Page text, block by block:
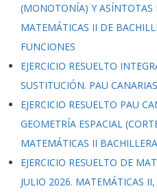
(MONOTONÍA) Y ASÍNTOTAS
MATEMÁTICAS II DE
FUNCIONES
EJERCICIO RESUELTO
SUSTITUCIÓN. PAU
EJERCICIO RESUELTO PAU
GEOMETRÍA ESPACIAL
MATEMÁTICAS II
EJERCICIO RESUELTO DE
JULIO 2026. MATEMÁTICAS